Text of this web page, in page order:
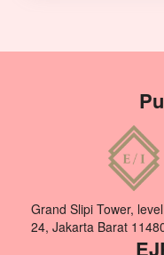
Grand Slipi Tower,
24, Jakarta Barat